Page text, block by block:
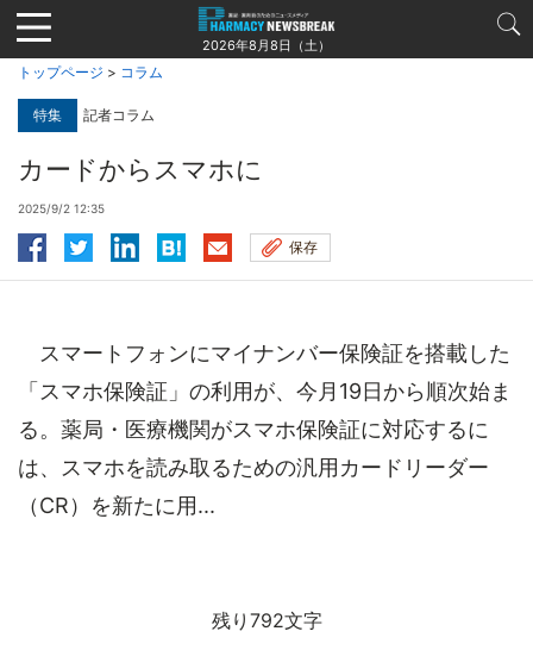
Jump
to
navigation
2026年8月8日（土）
トップページ > コラム
特集 記者コラム
カードからスマホに
2025/9/2 12:35
保存
スマートフォンにマイナンバー保険証を搭載した
「スマホ保険証」の利用が、今月19日から順次始ま
る。薬局・医療機関がスマホ保険証に対応するに
は、スマホを読み取るための汎用カードリーダー
（CR）を新たに用...
残り792文字